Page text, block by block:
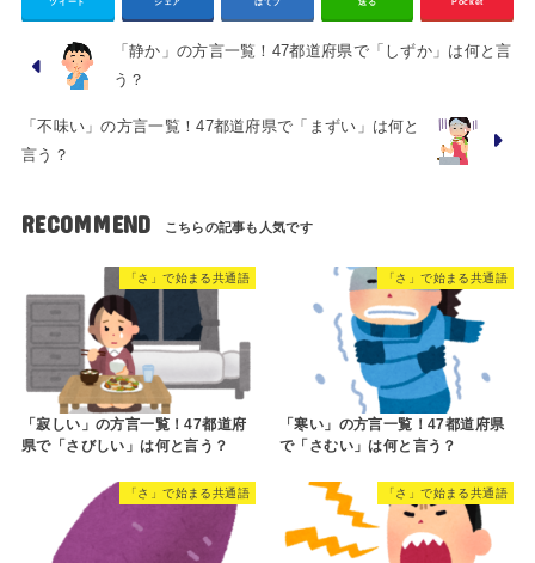
ツイート シェア はてブ 送る Pocket
「静か」の方言一覧！47都道府県で「しずか」は何と言
う？
「不味い」の方言一覧！47都道府県で「まずい」は何と
言う？
RECOMMEND
「さ」で始まる共通語
「寂しい」の方言一覧！47都道府
県で「さびしい」は何と言う？
「さ」で始まる共通語
「寒い」の方言一覧！47都道府県
で「さむい」は何と言う？
「さ」で始まる共通語 「さ」で始まる共通語